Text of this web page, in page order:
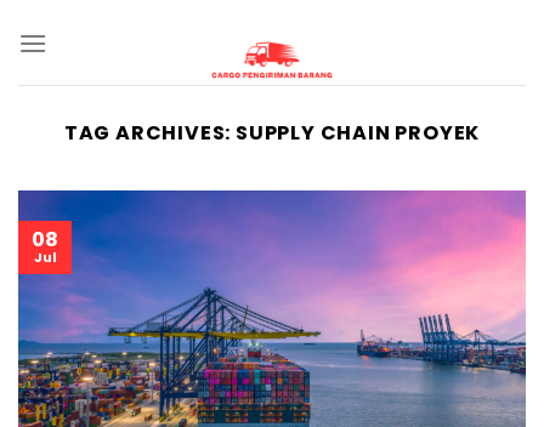
TAG ARCHIVES: SUPPLY CHAIN PROYEK
08
Jul